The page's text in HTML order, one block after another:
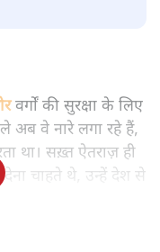
वर्गों की सुरक्षा के लिए
अब वे नारे लगा रहे हैं,
था। सख़्त ऐतराज़ ही
देना चाहते थे, उन्हें देश से